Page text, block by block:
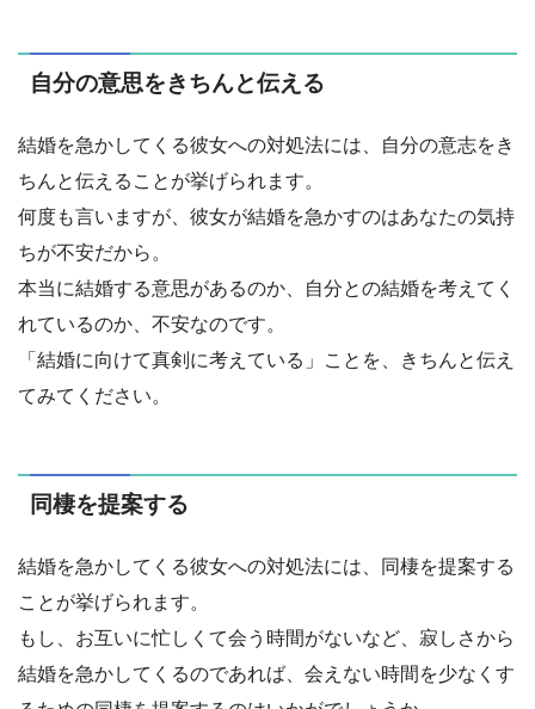
自分の意思をきちんと伝える
結婚を急かしてくる彼女への対処法には、自分の意志をき
ちんと伝えることが挙げられます。
何度も言いますが、彼女が結婚を急かすのはあなたの気持
ちが不安だから。
本当に結婚する意思があるのか、自分との結婚を考えてく
れているのか、不安なのです。
「結婚に向けて真剣に考えている」ことを、きちんと伝え
てみてください。
同棲を提案する
結婚を急かしてくる彼女への対処法には、同棲を提案する
ことが挙げられます。
もし、お互いに忙しくて会う時間がないなど、寂しさから
結婚を急かしてくるのであれば、会えない時間を少なくす